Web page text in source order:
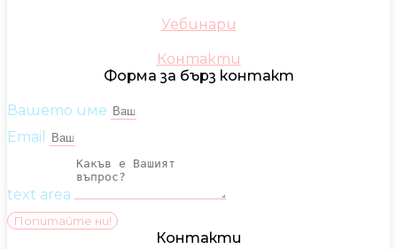
Уебинари
Контакти
Форма за бърз контакт
Вашето име
Email
text area
Попитайте ни!
Контакти